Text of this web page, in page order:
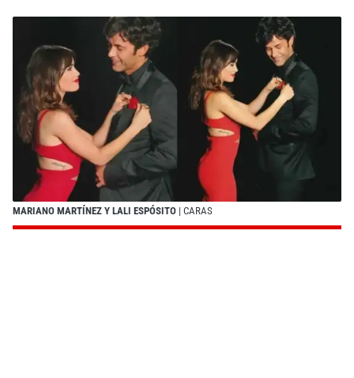
MARIANO MARTÍNEZ Y LALI ESPÓSITO | CARAS